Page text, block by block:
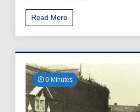
Read More
0 Minutes